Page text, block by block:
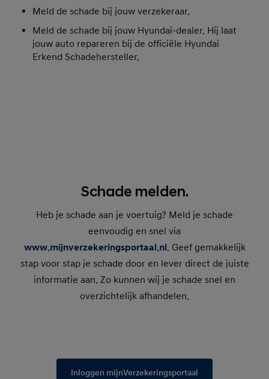
Meld de schade bij jouw verzekeraar.
Meld de schade bij jouw Hyundai-dealer. Hij laat
jouw auto repareren bij de officiële Hyundai
Erkend Schadehersteller.
Schade melden.
Heb je schade aan je voertuig? Meld je schade
eenvoudig en snel via
www.mijnverzekeringsportaal.nl. Geef gemakkelijk
stap voor stap je schade door en lever direct de juiste
informatie aan. Zo kunnen wij je schade snel en
overzichtelijk afhandelen.
Inloggen mijnVerzekeringsportaal